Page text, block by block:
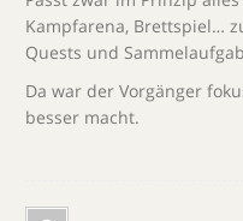
Kampfarena, Brettspiel…
Quests und
Da war der Vorgänger
besser macht.